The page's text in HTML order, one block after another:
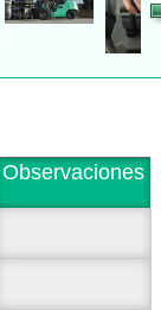
Observaciones